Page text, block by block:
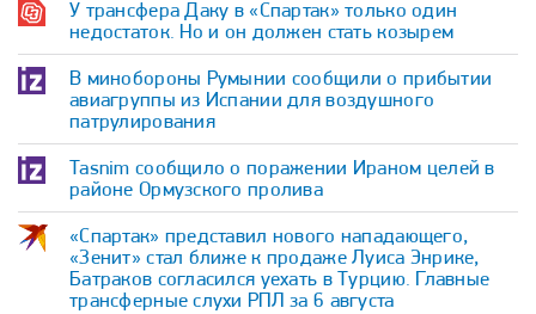
У трансфера Даку в «Спартак» только один
недостаток. Но и он должен стать козырем
В минобороны Румынии сообщили о прибытии
авиагруппы из Испании для воздушного
патрулирования
Tasnim сообщило о поражении Ираном целей в
районе Ормузского пролива
«Спартак» представил нового нападающего,
«Зенит» стал ближе к продаже Луиса Энрике,
Батраков согласился уехать в Турцию. Главные
трансферные слухи РПЛ за 6 августа